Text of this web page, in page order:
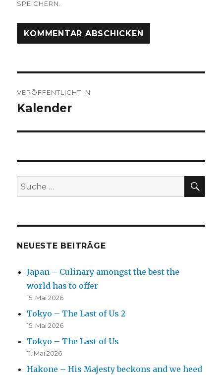
SPEICHERN.
VERÖFFENTLICHT IN
Kalender
Suche
nach:
NEUESTE BEITRÄGE
Japan – Culinary amongst the best the
world has to offer
15. Mai 2026
Tokyo – The Last of Us 2
15. Mai 2026
Tokyo – The Last of Us
11. Mai 2026
Hakone – His Majesty beckons and we heed